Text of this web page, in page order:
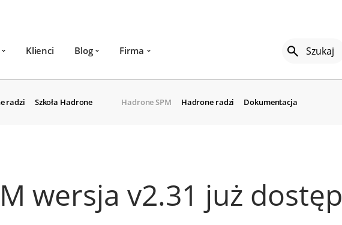
Klienci Blog Firma
radzi Szkoła Hadrone Hadrone SPM Hadrone radzi Dokumentacja
wersja v2.31 już